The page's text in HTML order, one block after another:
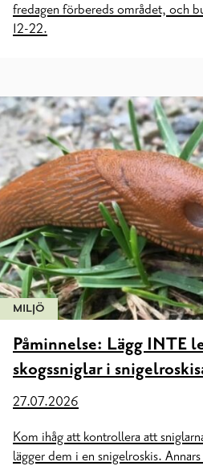
fredagen förbereds området, och
12-22.
MILJÖ
Påminnelse: Lägg INTE
skogssniglar i
27.07.2026
Kom ihåg att kontrollera att
lägger dem i en snigelroskis.